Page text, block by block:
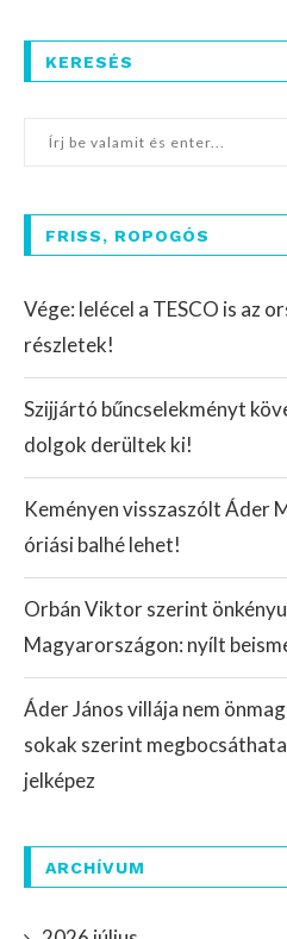
KERESÉS
FRISS, ROPOGÓS
Vége: lelécel a TESCO is az
részletek!
Szijjártó bűncselekményt
dolgok derültek ki!
Keményen visszaszólt Áder
óriási balhé lehet!
Orbán Viktor szerint
Magyarországon: nyílt
Áder János villája nem
sokak szerint
jelképez
ARCHÍVUM